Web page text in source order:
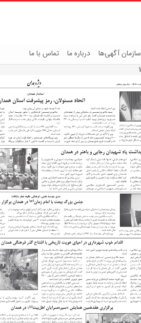
سازمان آگهی‌ها درباره ما تماس با ما